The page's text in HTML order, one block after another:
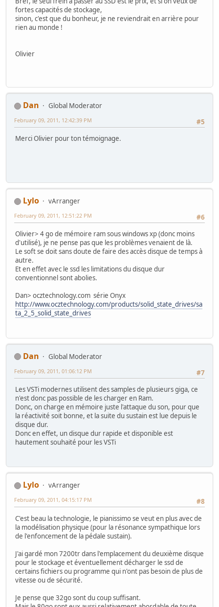
fortes capacités de stockage,
sinon, c'est que du bonheur, je ne reviendrait en arrière pour
rien au monde !
Olivier
Dan
Global Moderator
#5
February 09, 2011, 12:42:39 PM
Merci Olivier pour ton témoignage.
Lylo
vArranger
#6
February 09, 2011, 12:51:22 PM
Olivier> 4 go de mémoire ram sous windows xp (donc moins
d'utilisé), je ne pense pas que les problèmes venaient de là.
Le soft se doit sans doute de faire des accès disque de temps à
autre.
Et en effet avec le ssd les limitations du disque dur
conventionnel sont abolies.
Dan> ocztechnology.com série Onyx
http://www.ocztechnology.com/products/solid_state_drives/sa
ta_2_5_solid_state_drives
Dan
Global Moderator
#7
February 09, 2011, 01:06:12 PM
Les VSTi modernes utilisent des samples de plusieurs giga, ce
n'est donc pas possible de les charger en Ram.
Donc, on charge en mémoire juste l'attaque du son, pour que
la réactivité soit bonne, et la suite du sustain est lue depuis le
disque dur.
Donc en effet, un disque dur rapide et disponible est
hautement souhaité pour les VSTi
Lylo
vArranger
#8
February 09, 2011, 04:15:17 PM
C'est beau la technologie, le pianissimo se veut en plus avec de
la modélisation physique (pour la résonance sympathique lors
de l'enfoncement de la pédale sustain).
J'ai gardé mon 7200tr dans l'emplacement du deuxième disque
pour le stockage et éventuellement décharger le ssd de
certains fichiers ou programme qui n'ont pas besoin de plus de
vitesse ou de sécurité.
Je pense que 32go sont du coup suffisant.